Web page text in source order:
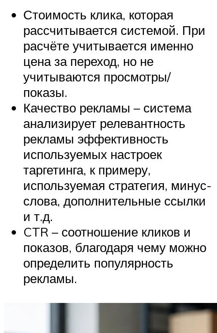
Стоимость клика, которая
рассчитывается системой. При
расчёте учитывается именно
цена за переход, но не
учитываются просмотры/
показы.
Качество рекламы – система
анализирует релевантность
рекламы эффективность
используемых настроек
таргетинга, к примеру,
используемая стратегия, минус-
слова, дополнительные ссылки
и т.д.
CTR – соотношение кликов и
показов, благодаря чему можно
определить популярность
рекламы.